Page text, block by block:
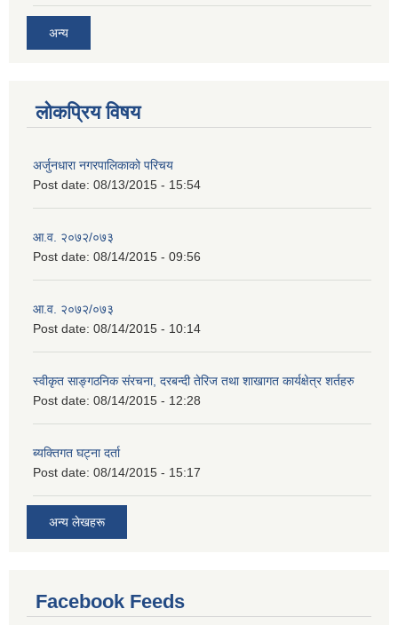
अन्य
लोकप्रिय विषय
अर्जुनधारा नगरपालिकाको परिचय
Post date: 08/13/2015 - 15:54
आ.व. २०७२/०७३
Post date: 08/14/2015 - 09:56
आ.व. २०७२/०७३
Post date: 08/14/2015 - 10:14
स्वीकृत साङ्गठनिक संरचना, दरबन्दी तेरिज तथा शाखागत कार्यक्षेत्र शर्तहरु
Post date: 08/14/2015 - 12:28
ब्यक्तिगत घट्ना दर्ता
Post date: 08/14/2015 - 15:17
अन्य लेखहरू
Facebook Feeds